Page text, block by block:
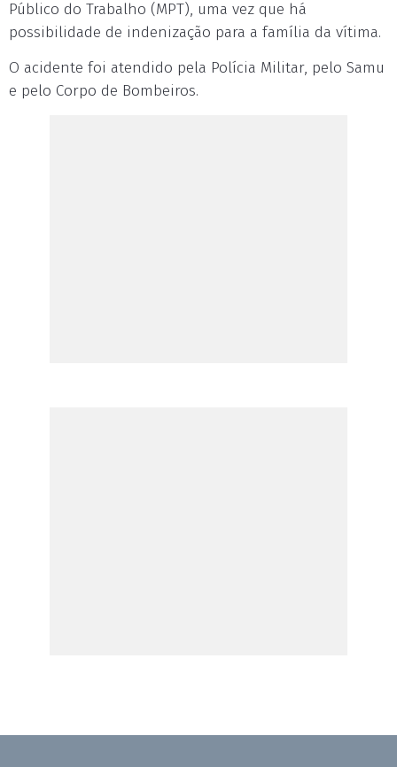
Público do Trabalho (MPT), uma vez que há
possibilidade de indenização para a família da vítima.
O acidente foi atendido pela Polícia Militar, pelo Samu
e pelo Corpo de Bombeiros.